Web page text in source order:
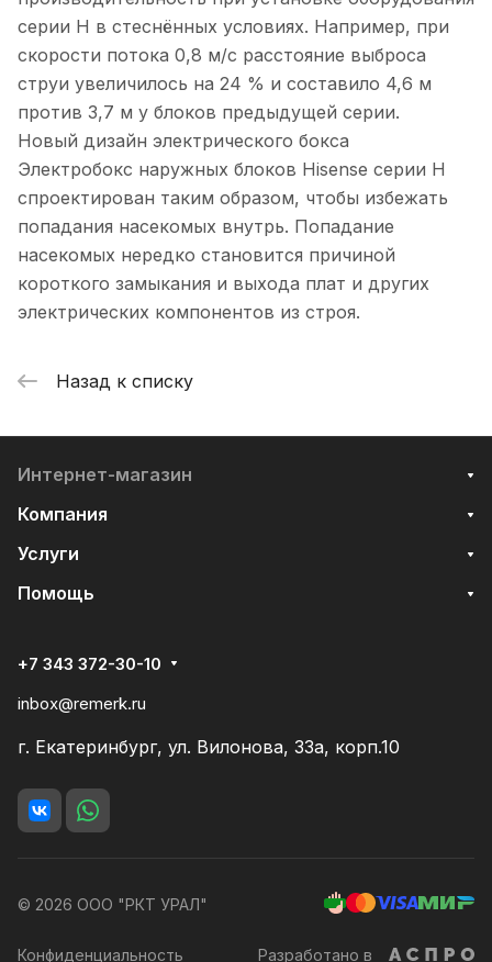
серии Н в стеснённых условиях. Например, при
скорости потока 0,8 м/с расстояние выброса
струи увеличилось на 24 % и составило 4,6 м
против 3,7 м у блоков предыдущей серии.
Новый дизайн электрического бокса
Электробокс наружных блоков Hisense серии H
спроектирован таким образом, чтобы избежать
попадания насекомых внутрь. Попадание
насекомых нередко становится причиной
короткого замыкания и выхода плат и других
электрических компонентов из строя.
Назад к списку
Интернет-магазин
Компания
Услуги
Помощь
+7 343 372-30-10
inbox@remerk.ru
г. Екатеринбург, ул. Вилонова, 33а, корп.10
© 2026 ООО "РКТ УРАЛ"
Конфиденциальность Разработано в